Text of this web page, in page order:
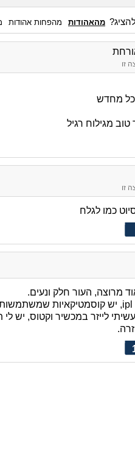
מהאהודות מהפחות אהודות
זו
כל מחדש
מגילוח רגיל
זו
כמו לגלח
מרוצה, העור חלק ונעים.
לייזר במכשיר וקטוס, יש לי